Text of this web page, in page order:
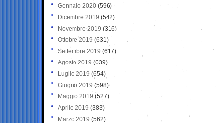
Gennaio 2020 (596)
Dicembre 2019 (542)
Novembre 2019 (316)
Ottobre 2019 (631)
Settembre 2019 (617)
Agosto 2019 (639)
Luglio 2019 (654)
Giugno 2019 (598)
Maggio 2019 (527)
Aprile 2019 (383)
Marzo 2019 (562)